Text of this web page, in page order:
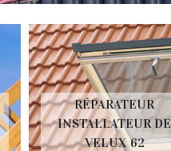
RÉPARATEUR
INSTALLATEUR DE
VELUX 62